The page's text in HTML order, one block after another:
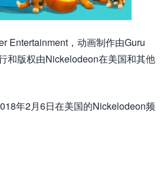
Entertainment，动画制作由Guru
和版权由Nickelodeon在美国和其他
年2月6日在美国的Nickelodeon频